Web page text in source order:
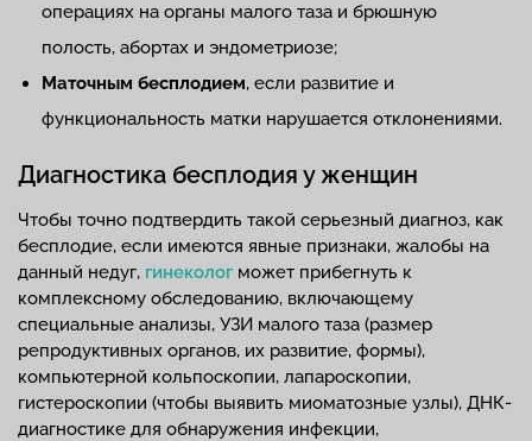
операциях на органы малого таза и брюшную
полость, абортах и эндометриозе;
Маточным бесплодием, если развитие и
функциональность матки нарушается отклонениями.
Диагностика бесплодия у женщин
Чтобы точно подтвердить такой серьезный диагноз, как
бесплодие, если имеются явные признаки, жалобы на
данный недуг, гинеколог может прибегнуть к
комплексному обследованию, включающему
специальные анализы, УЗИ малого таза (размер
репродуктивных органов, их развитие, формы),
компьютерной кольпоскопии, лапароскопии,
гистероскопии (чтобы выявить миоматозные узлы), ДНК-
диагностике для обнаружения инфекции,